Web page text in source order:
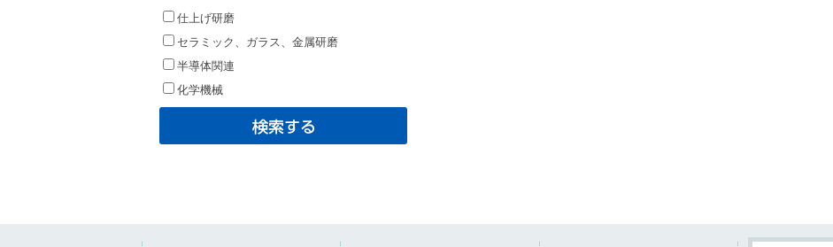
仕上げ研磨
セラミック、ガラス、金属研磨
半導体関連
化学機械